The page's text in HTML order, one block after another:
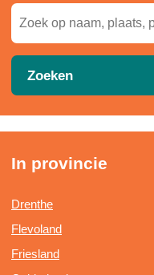
Zoeken
In provincie
Drenthe
Flevoland
Friesland